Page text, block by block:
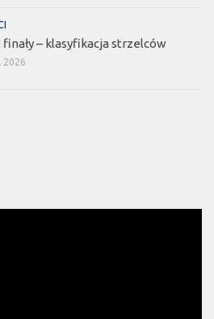
– klasyfikacja strzelców
2026